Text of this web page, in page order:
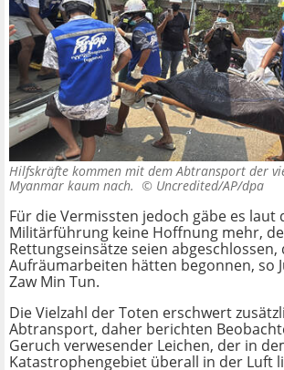
Hilfskräfte kommen mit dem Abtransport der
Myanmar kaum nach. © Uncredited/AP/dpa
Für die Vermissten jedoch gäbe es laut
Militärführung keine Hoffnung mehr,
Rettungseinsätze seien abgeschlossen,
Aufräumarbeiten hätten begonnen, so
Zaw Min Tun.
Die Vielzahl der Toten erschwert
Abtransport, daher berichten
Geruch verwesender Leichen, der in
Katastrophengebiet überall in der Luft